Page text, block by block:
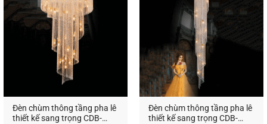
Khung đèn làm từ
hợp kim mạ vàng hoặc xi
bóng, chống gỉ sét và bền màu theo thời gian
Dây cáp inox chịu lực cao
, dễ dàng điều chỉnh
chiều dài từng vòng cho phù hợp chiều cao trần
Đèn chùm thông tầng pha lê
thiết kế sang trọng CDB-
Đèn chùm thông tầng pha lê
thiết kế sang trọng CDB-